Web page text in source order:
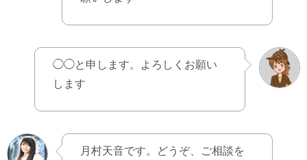
◯◯と申します。よろしくお願い
します
月村天音です。どうぞ、ご相談を